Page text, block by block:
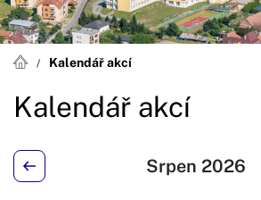
Kalendář akcí
Kalendář akcí
Srpen 2026